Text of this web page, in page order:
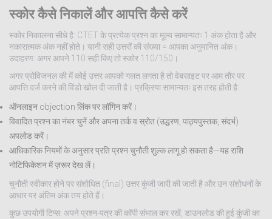
स्कोर कैसे निकालें और आपत्ति कैसे करें
स्कोर निकालना सीधे है: CTET के प्रत्येक प्रश्न का मूल्य सामान्यतः 1 अंक होता है और
नकारात्मक अंक नहीं होते। यानी सही उत्तरों की संख्या = आपका अनुमानित अंक।
उदाहरण: अगर आपने 110 सही किए तो स्कोर 110/150।
अगर प्रोविजनल की में कोई उत्तर आपको गलत लगता है तो वेबसाइट पर आम तौर पर
आपत्ति दर्ज करने की विंडो खोल दी जाती है। प्रक्रिया सामान्यतः इस तरह होती है:
ऑनलाइन objection लिंक पर लॉगिन करें।
विवादित प्रश्न का नंबर चुनें और अपना तर्क व स्रोत (उद्धरण, पाठ्यपुस्तक, संदर्भ)
अपलोड करें।
आधिकारिक नियमों के अनुसार प्रति प्रश्न चुनौती शुल्क लागू हो सकता है—यह राशि
नोटिफिकेशन में ज़रूर देख लें।
चुनौती स्वीकार होने पर संशोधित (final) उत्तर कुंजी जारी की जाती है और उन संशोधनों के
आधार पर अंतिम अंक तय होते हैं।
कुछ उपयोगी टिप्स: अपने प्रश्न-पत्र की कॉपी संभाल कर रखें, डाउनलोड की हुई कुंजी का